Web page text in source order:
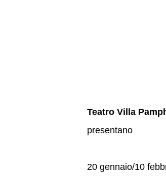
Teatro Villa
presentano
20 gennaio/10